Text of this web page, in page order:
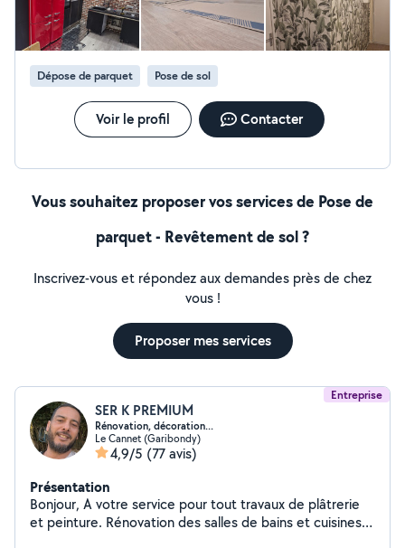
Dépose de parquet Pose de sol
Voir le profil Contacter
Vous souhaitez proposer vos services de Pose de
parquet - Revêtement de sol ?
Inscrivez-vous et répondez aux demandes près de chez
vous !
Proposer mes services
Entreprise
SER K PREMIUM
Rénovation, décoration...
Le Cannet (Garibondy)
4,9/5 (77 avis)
Présentation
Bonjour, A votre service pour tout travaux de plâtrerie
et peinture. Rénovation des salles de bains et cuisines,